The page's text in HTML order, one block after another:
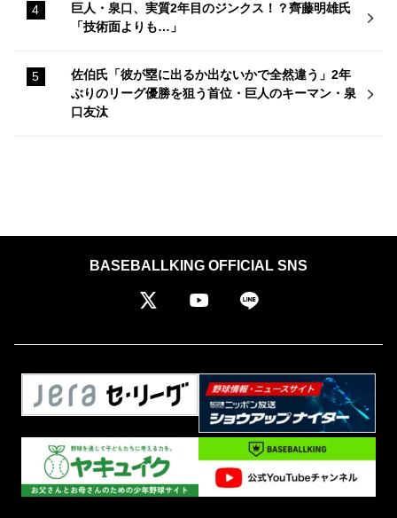
巨人・泉口、実質2年目のジンクス！？齊藤明雄氏
「技術面よりも…」
佐伯氏「彼が塁に出るか出ないかで全然違う」2年
ぶりのリーグ優勝を狙う首位・巨人のキーマン・泉
口友汰
BASEBALLKING OFFICIAL SNS